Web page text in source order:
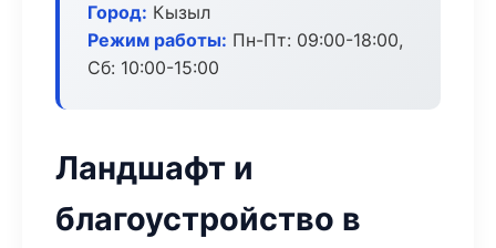
Город: Кызыл
Режим работы: Пн-Пт: 09:00-18:00,
Сб: 10:00-15:00
Ландшафт и
благоустройство в